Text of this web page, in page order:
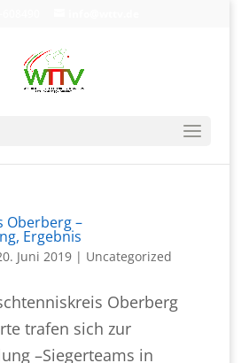
Oberberg –
Ergebnis
Juni 2019| Uncategorized
Oberberg
trafen sich zur
–Siegerteams in